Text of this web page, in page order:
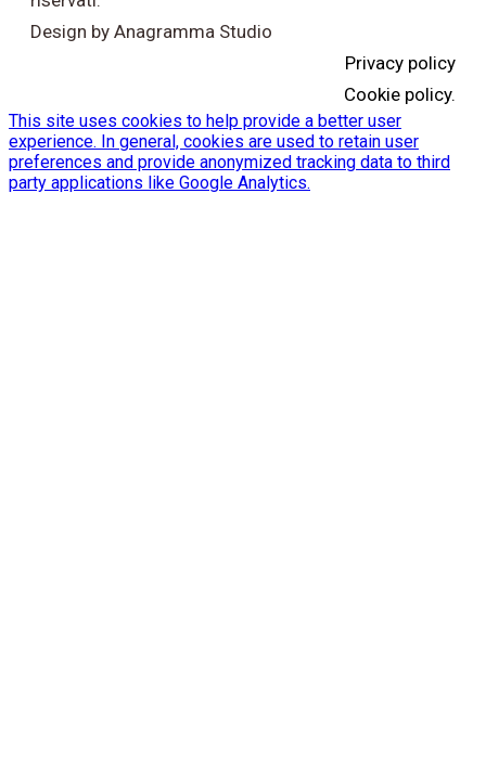
Design by Anagramma Studio
Privacy policy
Cookie policy.
This site uses cookies to help provide a better user
experience. In general, cookies are used to retain user
preferences and provide anonymized tracking data to third
party applications like Google Analytics.